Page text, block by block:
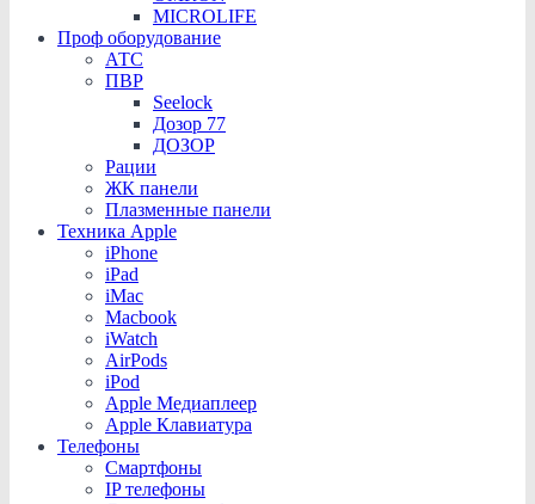
MICROLIFE
Проф оборудование
АТС
ПВР
Seelock
Дозор 77
ДОЗОР
Рации
ЖК панели
Плазменные панели
Техника Apple
iPhone
iPad
iMac
Macbook
iWatch
AirPods
iPod
Apple Медиаплеер
Apple Клавиатура
Телефоны
Смартфоны
IP телефоны